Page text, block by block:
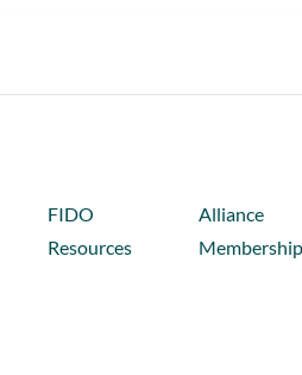
FIDO
Resources
Alliance
Membership